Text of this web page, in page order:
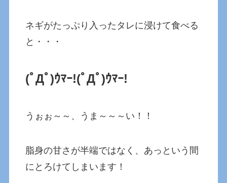
ネギがたっぷり入ったタレに浸けて食べる
と・・・
(ﾟДﾟ)ｳﾏｰ!(ﾟДﾟ)ｳﾏｰ!
うぉぉ～～、うま～～～い！！
脂身の甘さが半端ではなく、あっという間
にとろけてしまいます！